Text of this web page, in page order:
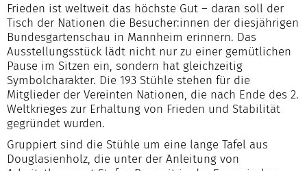
Frieden ist weltweit das höchste Gut – daran soll der
Tisch der Nationen die Besucher:innen der diesjährigen
Bundesgartenschau in Mannheim erinnern. Das
Ausstellungsstück lädt nicht nur zu einer gemütlichen
Pause im Sitzen ein, sondern hat gleichzeitig
Symbolcharakter. Die 193 Stühle stehen für die
Mitglieder der Vereinten Nationen, die nach Ende des 2.
Weltkrieges zur Erhaltung von Frieden und Stabilität
gegründet wurden.
Gruppiert sind die Stühle um eine lange Tafel aus
Douglasienholz, die unter der Anleitung von